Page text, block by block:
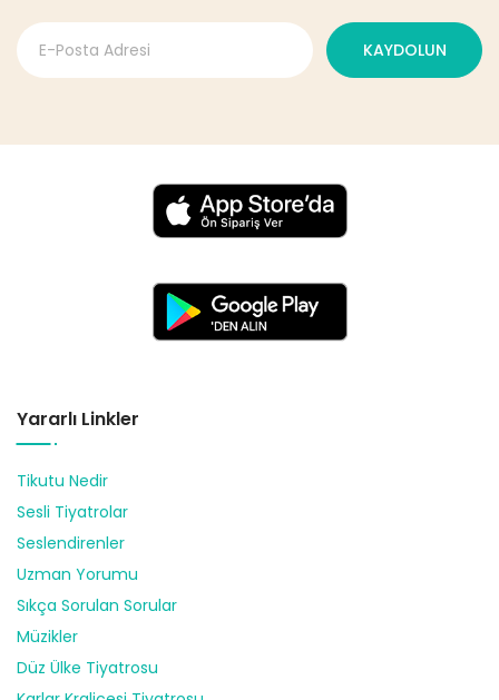
KAYDOLUN
Yararlı Linkler
Tikutu Nedir
Sesli Tiyatrolar
Seslendirenler
Uzman Yorumu
Sıkça Sorulan Sorular
Müzikler
Düz Ülke Tiyatrosu